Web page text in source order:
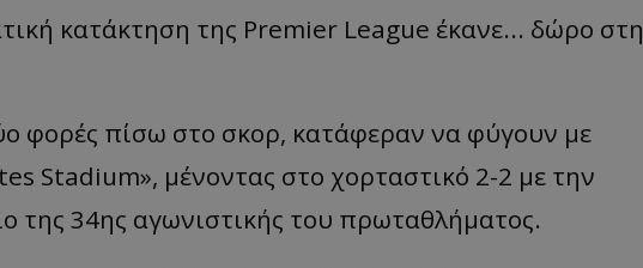
κατάκτηση της Premier League έκανε... δώρο στη
φορές πίσω στο σκορ, κατάφεραν να φύγουν με
Stadium», μένοντας στο χορταστικό 2-2 με την
της 34ης αγωνιστικής του πρωταθλήματος.